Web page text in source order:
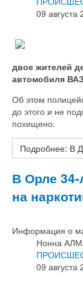
09 августа
двое жителей
автомобиля
Об этом
до этого и не
похищено.
Подробнее: В
В Орле
на
Информация о
Нонна
09 августа